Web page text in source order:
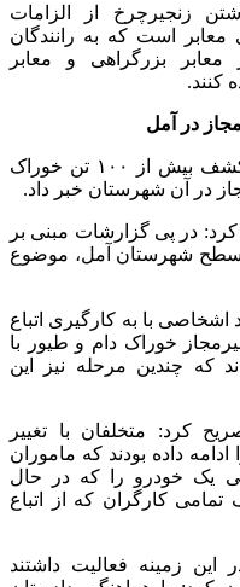
زنجیرچرخ از الزامات
معابر است که به رانندگان
بزرگراهی و معابر
کنند.
فرمانده انتظامی شهرستان آمل از کشف بیش از ۱۰۰ تن خوراک
در آن شهرستان خبر داد.
در پی گزارشات مبنی بر
سطح شهرستان آمل، موضوع
با به کارگیری اتباع
خوراک دام و طیور با
که چندین مرحله نیز این
کرد: متخلفان با تغییر
داده بودند که ماموران
یک خودرو را که در حال
کارگران که از اتباع
این زمینه فعالیت داشتند